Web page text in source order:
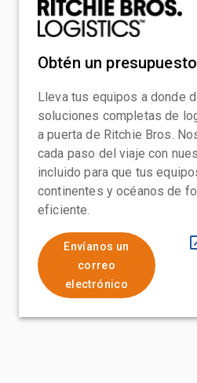
Obtén un presupuesto
Lleva tus equipos a donde
soluciones completas de
a puerta de Ritchie Bros.
cada paso del viaje con
incluido para que tus
continentes y océanos de
eficiente.
Envíanos un
correo
electrónico